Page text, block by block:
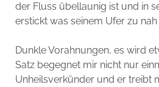
der Fluss übellaunig ist und in
erstickt was seinem Ufer zu
Dunkle Vorahnungen, es wird
Satz begegnet mir nicht nur
Unheilsverkünder und er treibt